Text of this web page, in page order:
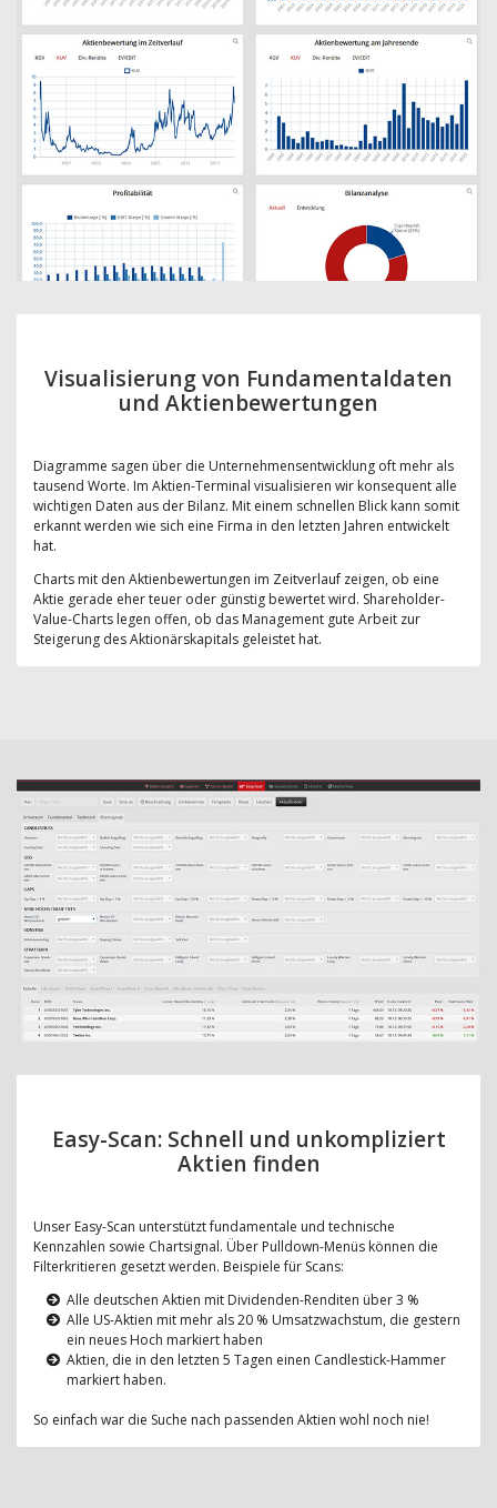
Visualisierung von Fundamentaldaten
und Aktienbewertungen
Diagramme sagen über die Unternehmensentwicklung oft mehr als
tausend Worte. Im Aktien-Terminal visualisieren wir konsequent alle
wichtigen Daten aus der Bilanz. Mit einem schnellen Blick kann somit
erkannt werden wie sich eine Firma in den letzten Jahren entwickelt
hat.
Charts mit den Aktienbewertungen im Zeitverlauf zeigen, ob eine
Aktie gerade eher teuer oder günstig bewertet wird. Shareholder-
Value-Charts legen offen, ob das Management gute Arbeit zur
Steigerung des Aktionärskapitals geleistet hat.
Easy-Scan: Schnell und unkompliziert
Aktien finden
Unser Easy-Scan unterstützt fundamentale und technische
Kennzahlen sowie Chartsignal. Über Pulldown-Menüs können die
Filterkritieren gesetzt werden. Beispiele für Scans:
Alle deutschen Aktien mit Dividenden-Renditen über 3 %
Alle US-Aktien mit mehr als 20 % Umsatzwachstum, die gestern
ein neues Hoch markiert haben
Aktien, die in den letzten 5 Tagen einen Candlestick-Hammer
markiert haben.
So einfach war die Suche nach passenden Aktien wohl noch nie!